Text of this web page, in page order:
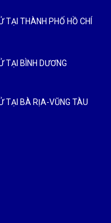
TẠI THÀNH PHỐ HỒ CHÍ
TẠI BÌNH DƯƠNG
TẠI BÀ RỊA-VŨNG TÀU